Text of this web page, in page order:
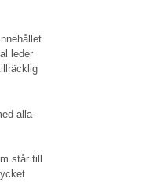
leder
alla
står till